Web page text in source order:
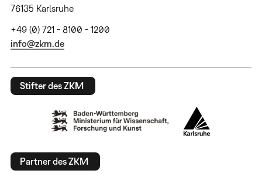
76135 Karlsruhe
+49 (0) 721 - 8100 - 1200
info@zkm.de
Stifter des ZKM
Partner des ZKM